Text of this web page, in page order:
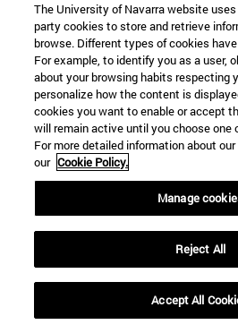
22 SEP
FUNCIÓN Y FICCIÓN.
Más información
The University of Navarra website
party cookies to store and retrieve
browse. Different types of cookies
For example, to identify you as a user,
about your browsing habits respecting
personalize how the content is
cookies you want to enable or accept
will remain active until you choose one
For more detailed information about
our Cookie Policy.
Manage
Reject All
Accept All